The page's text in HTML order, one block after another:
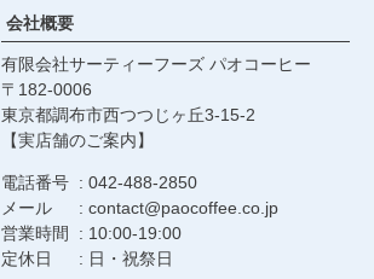
会社概要
有限会社サーティーフーズ パオコーヒー
182-0006
東京都調布市西つつじヶ丘3-15-2
【実店舗のご案内】
電話番号
042-488-2850
メール
contact@paocoffee.co.jp
営業時間
10:00-19:00
定休日
日・祝祭日